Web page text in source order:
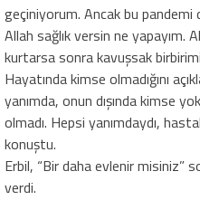
geçiniyorum. Ancak bu
Allah sağlık versin ne yapayım.
kurtarsa sonra kavuşsak
Hayatında kimse olmadığını
yanımda, onun dışında kimse
olmadı. Hepsi yanımdaydı,
konuştu.
Erbil, “Bir daha evlenir misiniz”
verdi.